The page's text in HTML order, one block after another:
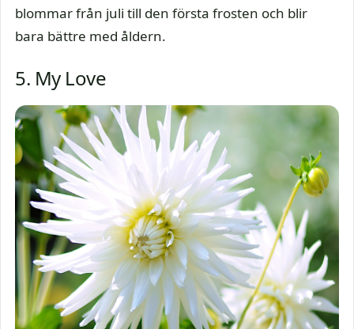
blommar från juli till den första frosten och blir
bara bättre med åldern.
5. My Love